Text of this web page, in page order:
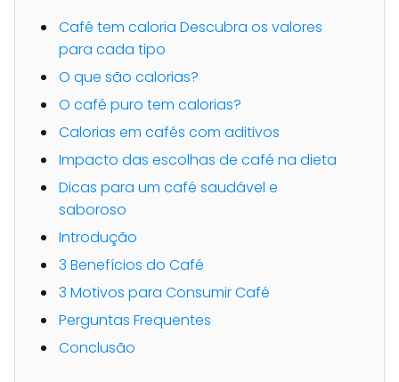
Café tem caloria Descubra os valores
para cada tipo
O que são calorias?
O café puro tem calorias?
Calorias em cafés com aditivos
Impacto das escolhas de café na dieta
Dicas para um café saudável e
saboroso
Introdução
3 Benefícios do Café
3 Motivos para Consumir Café
Perguntas Frequentes
Conclusão